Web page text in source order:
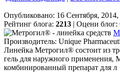
Опубликовано: 16 Сентября, 2014,
Рейтинг блога: 2213 | Оцени блог:
Производитель: Unique
Линейка Метрогил® состоит из
гель для наружного
комбинированный препарат для л